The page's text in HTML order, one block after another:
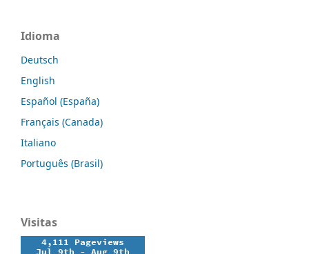
Idioma
Deutsch
English
Español (España)
Français (Canada)
Italiano
Português (Brasil)
Visitas